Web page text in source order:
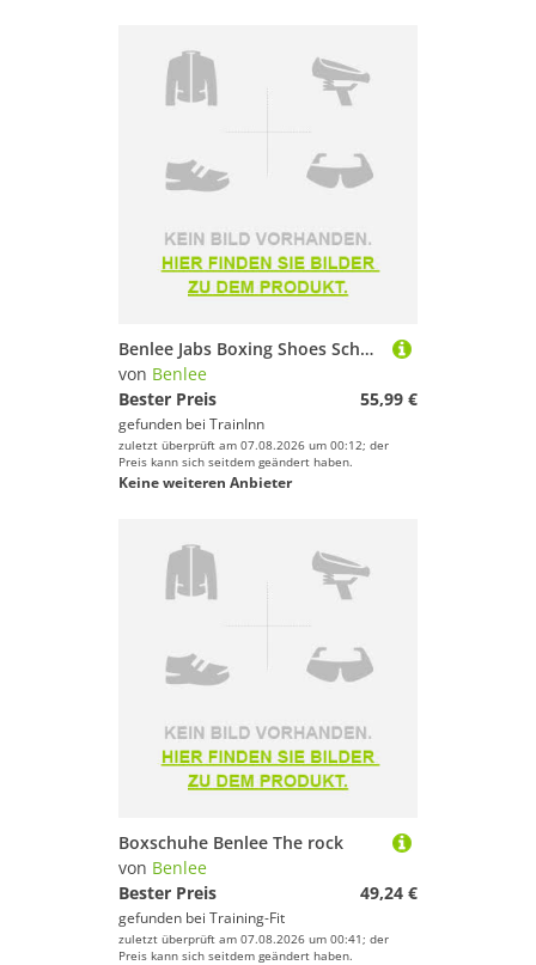
Benlee Jabs Boxing Shoes Schwarz EU 41
von Benlee
Bester Preis
55,99 €
gefunden bei TrainInn
zuletzt überprüft am 07.08.2026 um 00:12; der
Preis kann sich seitdem geändert haben.
Keine weiteren Anbieter
Boxschuhe Benlee The rock
von Benlee
Bester Preis
49,24 €
gefunden bei Training-Fit
zuletzt überprüft am 07.08.2026 um 00:41; der
Preis kann sich seitdem geändert haben.